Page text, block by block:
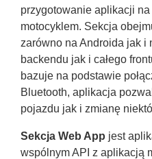
przygotowanie aplikacji na
motocyklem. Sekcja
zarówno na Androida jak i
backendu jak i całego
bazuje na podstawie
Bluetooth, aplikacja
pojazdu jak i zmianę
Sekcja Web App jest
wspólnym API z aplikacją